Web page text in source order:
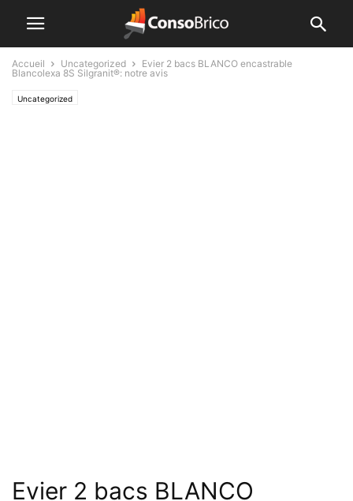
Accueil Uncategorized
Evier 2 bacs BLANCO encastrable
Blancolexa 8S Silgranit®: notre avis
Uncategorized
Evier 2 bacs BLANCO